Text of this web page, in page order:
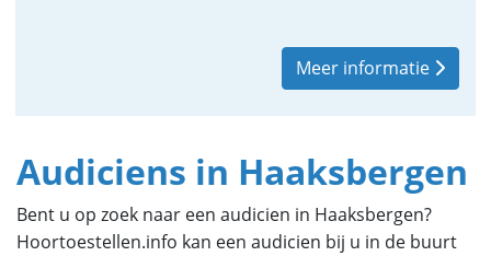
Meer informatie
Audiciens in Haaksbergen
Bent u op zoek naar een audicien in Haaksbergen?
Hoortoestellen.info kan een audicien bij u in de buurt